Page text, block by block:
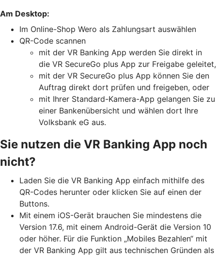
Am Desktop:
Im Online-Shop Wero als Zahlungsart auswählen
QR-Code scannen
mit der VR Banking App werden Sie direkt in
die VR SecureGo plus App zur Freigabe geleitet,
mit der VR SecureGo plus App können Sie den
Auftrag direkt dort prüfen und freigeben, oder
mit Ihrer Standard-Kamera-App gelangen Sie zu
einer Bankenübersicht und wählen dort Ihre
Volksbank eG aus.
Sie nutzen die VR Banking App noch
nicht?
Laden Sie die VR Banking App einfach mithilfe des
QR-Codes herunter oder klicken Sie auf einen der
Buttons.
Mit einem iOS-Gerät brauchen Sie mindestens die
Version 17.6, mit einem Android-Gerät die Version 10
oder höher. Für die Funktion „Mobiles Bezahlen“ mit
der VR Banking App gilt aus technischen Gründen als